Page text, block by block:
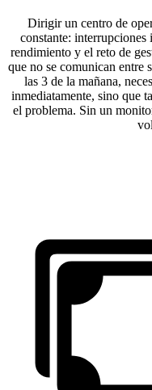
Dirigir un centro de
constante: interrupciones
rendimiento y el reto de
que no se comunican entre
las 3 de la mañana,
inmediatamente, sino que
el problema. Sin un